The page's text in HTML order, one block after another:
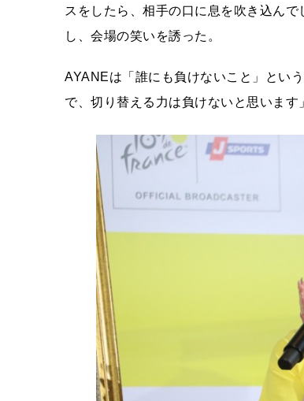
スをしたら、相手の口に息を吹き込ん
し、会場の笑いを誘った。
AYANEは「誰にも負けないこと」とい
で、切り替える力は負けないと思います